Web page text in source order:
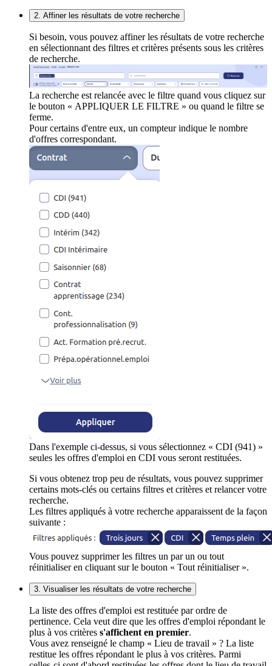
2. Affiner les résultats de votre recherche
Si besoin, vous pouvez affiner les résultats de votre recherche
en sélectionnant des filtres et critères présents sous les critères
de recherche.
La recherche est relancée avec le filtre quand vous cliquez sur
le bouton « APPLIQUER LE FILTRE » ou quand le filtre se
ferme.
Pour certains d'entre eux, un compteur indique le nombre
d'offres correspondant.
Dans l'exemple ci-dessus, si vous sélectionnez « CDI (941) »
seules les offres d'emploi en CDI vous seront restituées.
Si vous obtenez trop peu de résultats, vous pouvez supprimer
certains mots-clés ou certains filtres et critères et relancer votre
recherche.
Les filtres appliqués à votre recherche apparaissent de la façon
suivante :
Vous pouvez supprimer les filtres un par un ou tout
réinitialiser en cliquant sur le bouton « Tout réinitialiser ».
3. Visualiser les résultats de votre recherche
La liste des offres d'emploi est restituée par ordre de
pertinence. Cela veut dire que les offres d'emploi répondant le
plus à vos critères s'affichent en premier.
Vous avez renseigné le champ « Lieu de travail » ? La liste
restitue les offres répondant le plus à vos critères. Parmi